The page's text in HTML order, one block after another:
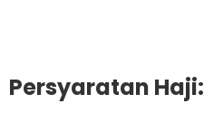
Persyaratan Haji: